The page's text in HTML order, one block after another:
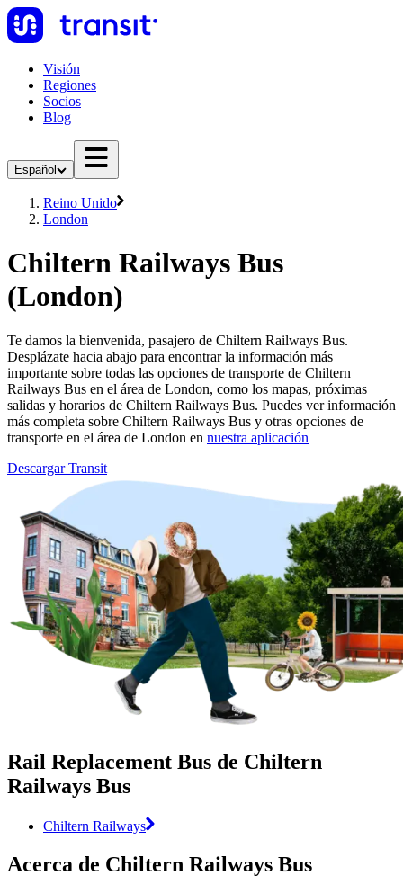
Visión
Regiones
Socios
Blog
Español
Reino Unido
London
Chiltern Railways Bus
(London)
Te damos la bienvenida, pasajero de Chiltern Railways Bus.
Desplázate hacia abajo para encontrar la información más
importante sobre todas las opciones de transporte de Chiltern
Railways Bus en el área de London, como los mapas, próximas
salidas y horarios de Chiltern Railways Bus. Puedes ver información
más completa sobre Chiltern Railways Bus y otras opciones de
transporte en el área de London en nuestra aplicación
Descargar Transit
Rail Replacement Bus de Chiltern
Railways Bus
Chiltern Railways
Acerca de Chiltern Railways Bus